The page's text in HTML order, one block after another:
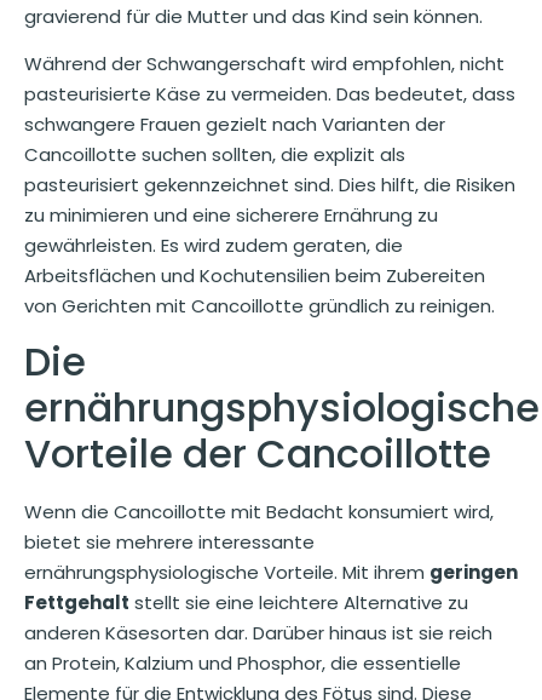
gravierend für die Mutter und das Kind sein können.
Während der Schwangerschaft wird empfohlen, nicht
pasteurisierte Käse zu vermeiden. Das bedeutet, dass
schwangere Frauen gezielt nach Varianten der
Cancoillotte suchen sollten, die explizit als
pasteurisiert gekennzeichnet sind. Dies hilft, die Risiken
zu minimieren und eine sicherere Ernährung zu
gewährleisten. Es wird zudem geraten, die
Arbeitsflächen und Kochutensilien beim Zubereiten
von Gerichten mit Cancoillotte gründlich zu reinigen.
Die
Vorteile der Cancoillotte
Wenn die Cancoillotte mit Bedacht konsumiert wird,
bietet sie mehrere interessante
ernährungsphysiologische Vorteile. Mit ihrem geringen
Fettgehalt stellt sie eine leichtere Alternative zu
anderen Käsesorten dar. Darüber hinaus ist sie reich
an Protein, Kalzium und Phosphor, die essentielle
Elemente für die Entwicklung des Fötus sind. Diese